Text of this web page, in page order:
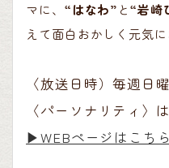
マに、 “はなわ” と“岩崎
えて面白おかしく元気
〈放送日時）毎週日
〈パーソナリティ
▶︎WEBページはこちら